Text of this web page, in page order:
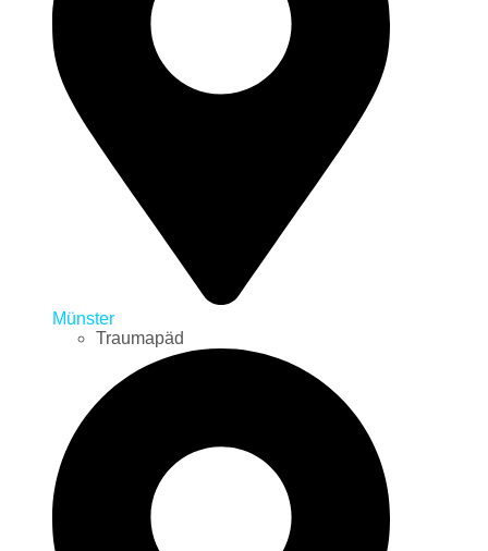
Münster
Traumapäd